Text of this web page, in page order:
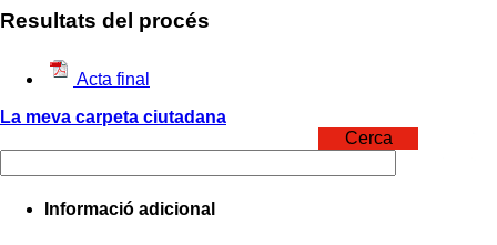
Resultats del procés
Acta final
La meva carpeta ciutadana
Cerca
Informació adicional